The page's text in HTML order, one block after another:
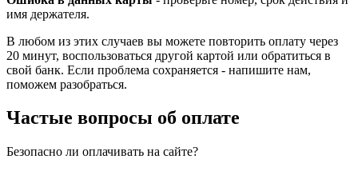
имя держателя.
В любом из этих случаев вы можете повторить оплату через
20 минут, воспользоваться другой картой или обратиться в
свой банк. Если проблема сохраняется - напишите нам,
поможем разобраться.
Частые вопросы об оплате
Безопасно ли оплачивать на сайте?